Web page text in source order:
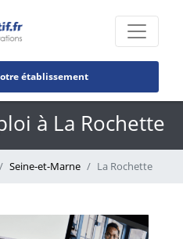
établissement
à La Rochette
Seine-et-Marne La Rochette